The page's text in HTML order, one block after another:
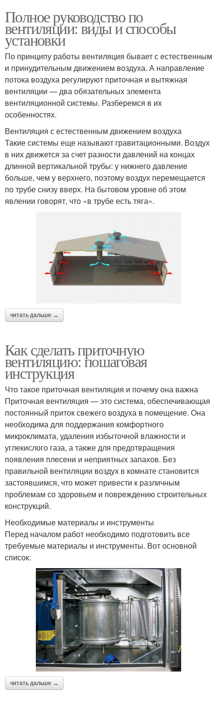
Полное руководство по
вентиляции: виды и способы
установки
По принципу работы вентиляция бывает с естественным
и принудительным движением воздуха. А направление
потока воздуха регулируют приточная и вытяжная
вентиляции — два обязательных элемента
вентиляционной системы. Разберемся в их
особенностях.
Вентиляция с естественным движением воздуха
Такие системы еще называют гравитационными. Воздух
в них движется за счет разности давлений на концах
длинной вертикальной трубы: у нижнего давление
больше, чем у верхнего, поэтому воздух перемещается
по трубе снизу вверх. На бытовом уровне об этом
явлении говорят, что «в трубе есть тяга».
читать дальше →
Как сделать приточную
вентиляцию: пошаговая
инструкция
Что такое приточная вентиляция и почему она важна
Приточная вентиляция — это система, обеспечивающая
постоянный приток свежего воздуха в помещение. Она
необходима для поддержания комфортного
микроклимата, удаления избыточной влажности и
углекислого газа, а также для предотвращения
появления плесени и неприятных запахов. Без
правильной вентиляции воздух в комнате становится
застоявшимся, что может привести к различным
проблемам со здоровьем и повреждению строительных
конструкций.
Необходимые материалы и инструменты
Перед началом работ необходимо подготовить все
требуемые материалы и инструменты. Вот основной
список:
читать дальше →